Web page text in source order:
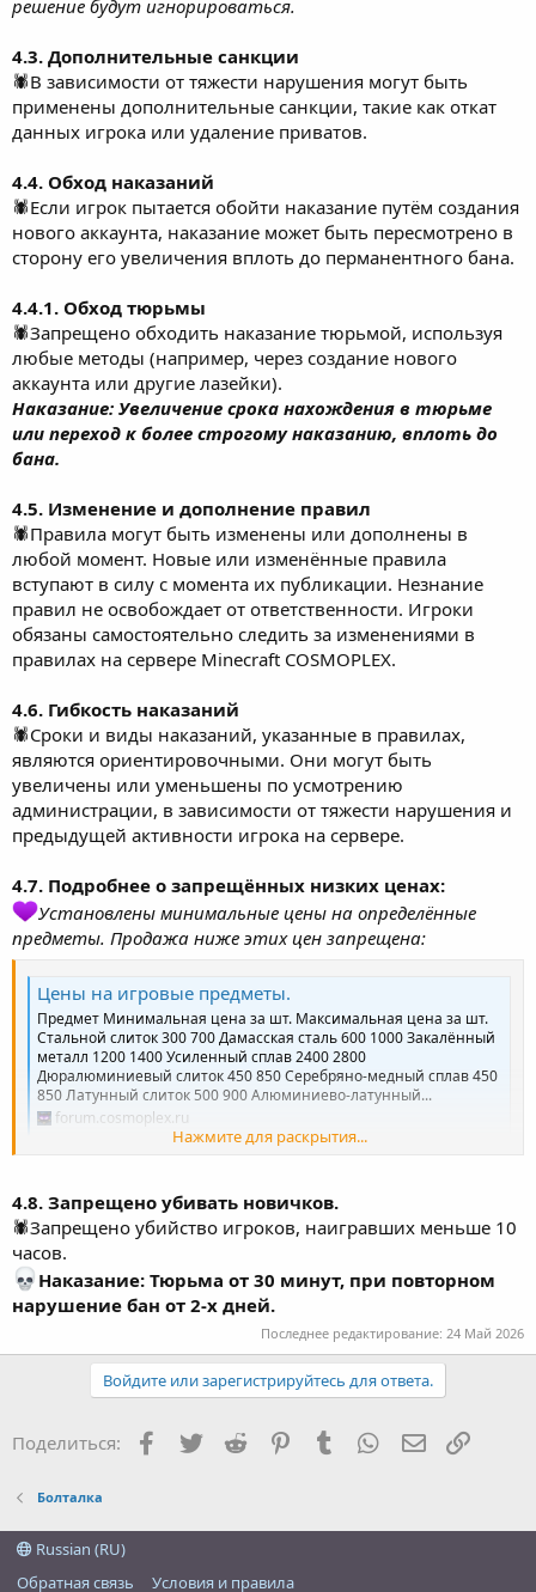
решение будут игнорироваться.
4.3. Дополнительные санкции
🕷В зависимости от тяжести нарушения могут быть
применены дополнительные санкции, такие как откат
данных игрока или удаление приватов.
4.4. Обход наказаний
🕷Если игрок пытается обойти наказание путём создания
нового аккаунта, наказание может быть пересмотрено в
сторону его увеличения вплоть до перманентного бана.
4.4.1. Обход тюрьмы
🕷Запрещено обходить наказание тюрьмой, используя
любые методы (например, через создание нового
аккаунта или другие лазейки).
Наказание: Увеличение срока нахождения в тюрьме
или переход к более строгому наказанию, вплоть до
бана.
4.5. Изменение и дополнение правил
🕷Правила могут быть изменены или дополнены в
любой момент. Новые или изменённые правила
вступают в силу с момента их публикации. Незнание
правил не освобождает от ответственности. Игроки
обязаны самостоятельно следить за изменениями в
правилах на сервере Minecraft COSMOPLEX.
4.6. Гибкость наказаний
🕷Сроки и виды наказаний, указанные в правилах,
являются ориентировочными. Они могут быть
увеличены или уменьшены по усмотрению
администрации, в зависимости от тяжести нарушения и
предыдущей активности игрока на сервере.
4.7. Подробнее о запрещённых низких ценах:
Установлены минимальные цены на определённые
предметы. Продажа ниже этих цен запрещена:
Цены на игровые предметы.
Предмет Минимальная цена за шт. Максимальная цена за шт.
Стальной слиток 300 700 Дамасская сталь 600 1000 Закалённый
металл 1200 1400 Усиленный сплав 2400 2800
Дюралюминиевый слиток 450 850 Серебряно-медный сплав 450
850 Латунный слиток 500 900 Алюминиево-латунный...
forum.cosmoplex.ru
Нажмите для раскрытия...
4.8. Запрещено убивать новичков.
🕷Запрещено убийство игроков, наигравших меньше 10
часов.
Наказание: Тюрьма от 30 минут, при повторном
нарушение бан от 2-х дней.
Последнее редактирование: 24 Май 2026
Войдите или зарегистрируйтесь для ответа.
Поделиться: Facebook
Twitter Reddit PinterestTumblr WhatsApp
Болталка
Russian (RU)
Обратная связь
Условия и правила